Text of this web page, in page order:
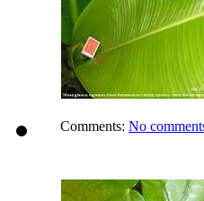
Comments: No